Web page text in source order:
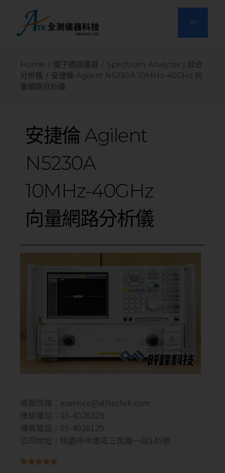
Home 電子通訊儀器
Spectrum Analyzer | 綜合
分析儀
安捷倫 Agilent N5230A 10MHz-40GHz 向
量網路分析儀
安捷倫Agilent
N5230A
10MHz-40GHz
向量網路分析儀
客服信箱： eservice@alltestek.com
連絡電話：03-4028229
傳真電話：03-4028129
公司地址：桃園市中壢區三民路一段145號
